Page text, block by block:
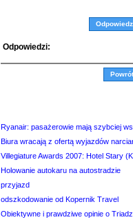
Odpowiedz
Odpowiedzi:
Ryanair: pasażerowie mają szybciej
Biura wracają z ofertą wyjazdów
Villegiature Awards 2007: Hotel Stary
Holowanie autokaru na autostradzie
przyjazd
odszkodowanie od Kopernik Travel
Obiektywne i prawdziwe opinie o